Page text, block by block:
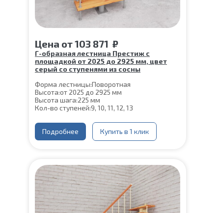
Цена от103 871 ₽
Г-образная лестница Престиж с
площадкой от 2025 до 2925 мм, цвет
серый со ступенями из сосны
Форма лестницы:Поворотная
Высота:от 2025 до 2925 мм
Высота шага:225 мм
Кол-во ступеней:9, 10, 11, 12, 13
Глубина ступени:
300 мм
Конструкция: На монокосоуре
Материал каркаса:Сталь
Угол наклона:45°
Срок гарантии (на металлокаркас): 25 лет
Подробнее Купить в 1 клик